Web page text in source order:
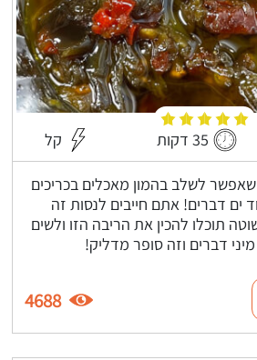
35 דקות קל
לשלב בהמון מאכלים בכריכים
ים דברים! אתם חייבים לנסות זה
תוכלו להכין את הריבה הזו ולשים
דברים וזה סופר מדליק!
4688